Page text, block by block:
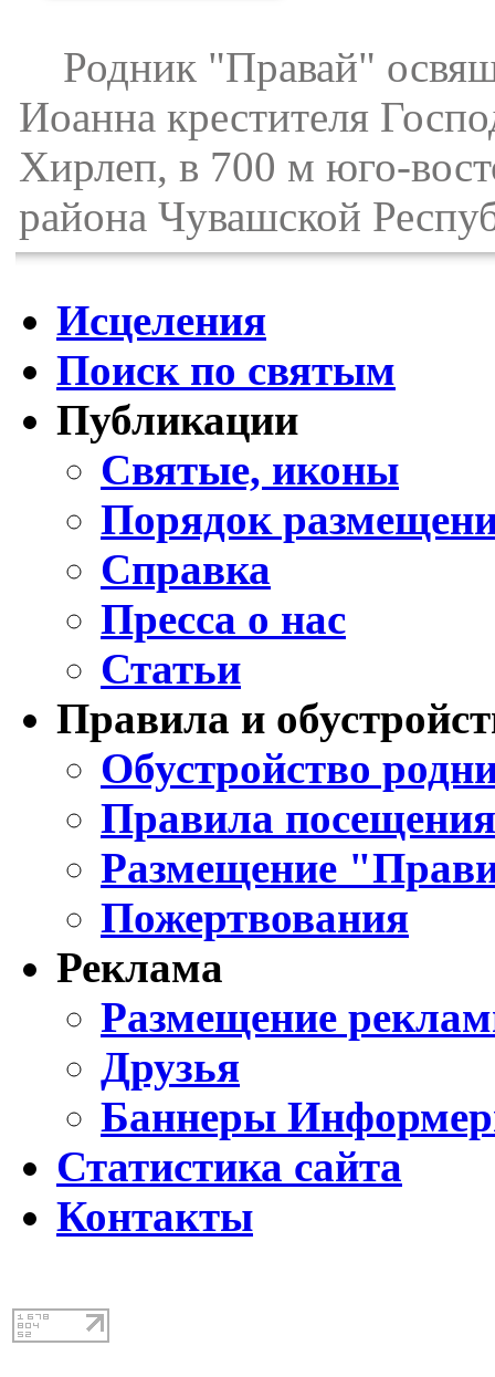
Родник "Правай"
Иоанна крестителя
Хирлеп, в 700 м юго-
района Чувашской
Исцеления
Поиск по святым
Публикации
Святые, иконы
Порядок
Справка
Пресса о нас
Статьи
Правила и
Обустройство
Правила
Размещение
Пожертвования
Реклама
Размещение
Друзья
Баннеры
Статистика сайта
Контакты